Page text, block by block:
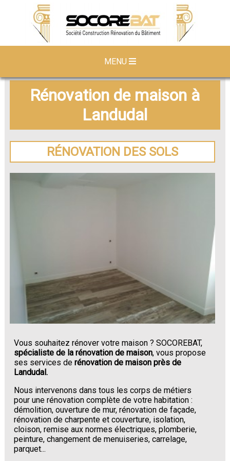
MENU
Rénovation de maison à
Landudal
RÉNOVATION DES SOLS
Vous souhaitez rénover votre maison ? SOCOREBAT,
spécialiste de la rénovation de maison, vous propose
ses services derénovation de maison près de
Landudal.
Nous intervenons dans tous les corps de métiers
pour une rénovation complète de votre habitation :
démolition, ouverture de mur, rénovation de façade,
rénovation de charpente et couverture, isolation,
cloison, remise aux normes électriques, plomberie,
peinture, changement de menuiseries, carrelage,
parquet...